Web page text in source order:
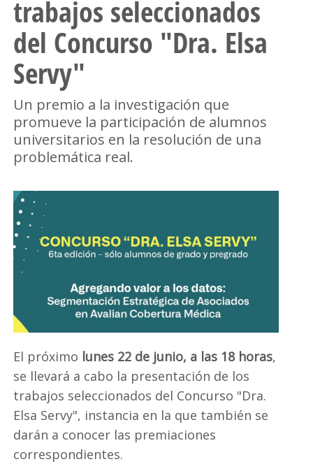
trabajos seleccionados
del Concurso "Dra. Elsa
Servy"
Un premio a la investigación que
promueve la participación de alumnos
universitarios en la resolución de una
problemática real.
El próximo lunes 22 de junio, a las 18 horas,
se llevará a cabo la presentación de los
trabajos seleccionados del Concurso "Dra.
Elsa Servy", instancia en la que también se
darán a conocer las premiaciones
correspondientes.